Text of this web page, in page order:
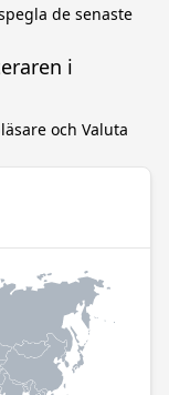
de senaste
i
och Valuta